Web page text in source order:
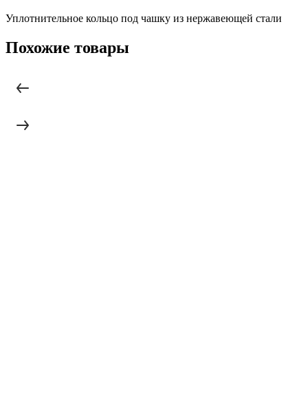
Уплотнительное кольцо под чашку из нержавеющей стали
Похожие товары